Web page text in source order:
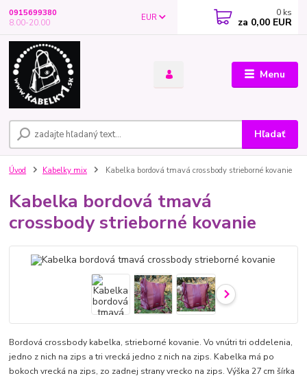
Menu
EUR
Hľadať
0915699380
8.00-20.00
0 ks
za 0,00 EUR
Úvod Kabelky mix Kabelka bordová tmavá crossbody strieborné kovanie
Kabelka bordová tmavá
crossbody strieborné kovanie
Bordová crossbody kabelka, strieborné kovanie. Vo vnútri tri oddelenia,
jedno z nich na zips a tri vrecká jedno z nich na zips. Kabelka má po
bokoch vrecká na zips, zo zadnej strany vrecko na zips. Výška 27 cm šírka